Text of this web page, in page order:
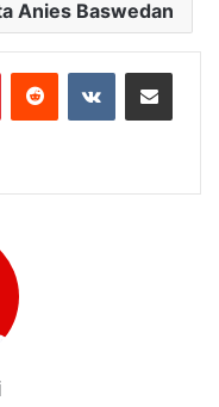
Anies Baswedan
PinterestReddit VKontakteBagikan Lewat Email